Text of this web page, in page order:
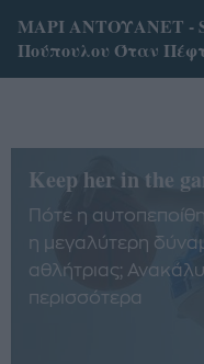
ΜΑΡΙ ΑΝΤΟΥΑΝΕΤ -
Πούπουλου Όταν
Keep her in the
Πότε η
η μεγαλύτερη
αθλήτριας;
περισσότερα